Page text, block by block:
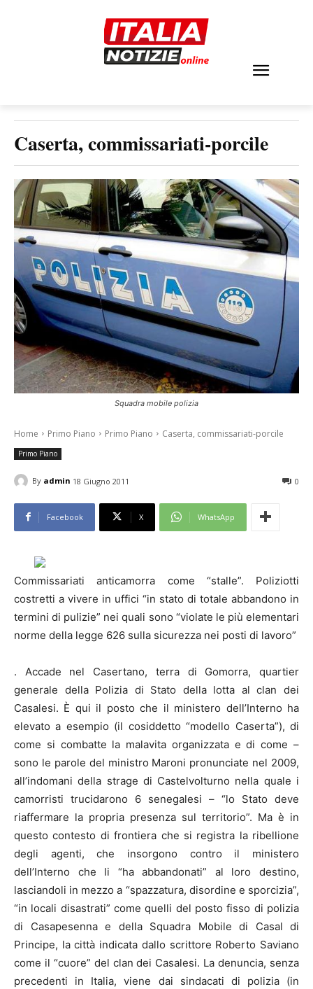
Caserta, commissariati-porcile
Squadra mobile polizia
Home Primo Piano Primo Piano Caserta, commissariati-porcile
Primo Piano
By admin 18 Giugno 2011 0
Facebook X WhatsApp
Commissariati anticamorra come “stalle”. Poliziotti
costretti a vivere in uffici “in stato di totale abbandono in
termini di pulizie” nei quali sono “violate le più elementari
norme della legge 626 sulla sicurezza nei posti di lavoro”
. Accade nel Casertano, terra di Gomorra, quartier
generale della Polizia di Stato della lotta al clan dei
Casalesi. È qui il posto che il ministero dell’Interno ha
elevato a esempio (il cosiddetto “modello Caserta”), di
come si combatte la malavita organizzata e di come –
sono le parole del ministro Maroni pronunciate nel 2009,
all’indomani della strage di Castelvolturno nella quale i
camorristi trucidarono 6 senegalesi – “lo Stato deve
riaffermare la propria presenza sul territorio”. Ma è in
questo contesto di frontiera che si registra la ribellione
degli agenti, che insorgono contro il ministero
dell’Interno che li “ha abbandonati” al loro destino,
lasciandoli in mezzo a “spazzatura, disordine e sporcizia”,
“in locali disastrati” come quelli del posto fisso di polizia
di Casapesenna e della Squadra Mobile di Casal di
Principe, la città indicata dallo scrittore Roberto Saviano
come il “cuore” del clan dei Casalesi. La denuncia, senza
precedenti in Italia, viene dai sindacati di polizia (in